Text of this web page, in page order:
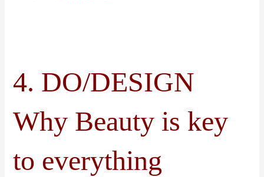
4. DO/DESIGN
Why Beauty is key
to everything